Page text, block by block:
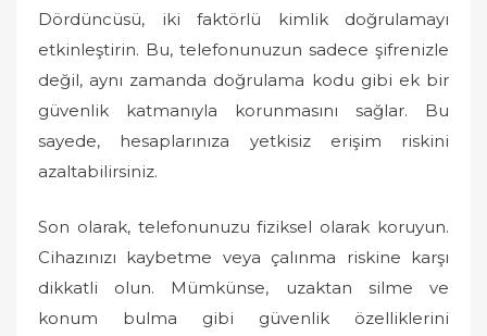
Dördüncüsü, iki faktörlü kimlik doğrulamayı
etkinleştirin. Bu, telefonunuzun sadece şifrenizle
değil, aynı zamanda doğrulama kodu gibi ek bir
güvenlik katmanıyla korunmasını sağlar. Bu
sayede, hesaplarınıza yetkisiz erişim riskini
azaltabilirsiniz.
Son olarak, telefonunuzu fiziksel olarak koruyun.
Cihazınızı kaybetme veya çalınma riskine karşı
dikkatli olun. Mümkünse, uzaktan silme ve
konum bulma gibi güvenlik özelliklerini